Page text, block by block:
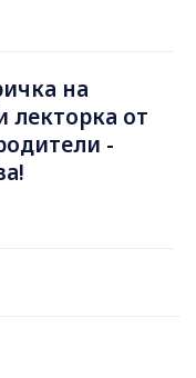
на
лекторка от
-